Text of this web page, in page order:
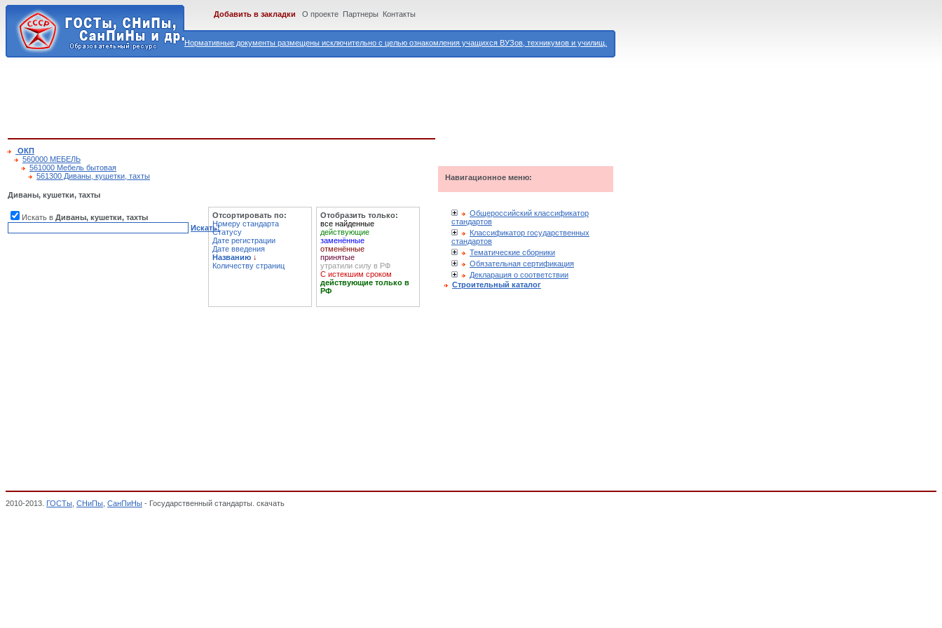
Нормативные документы размещены исключительно с целью ознакомления учащихся ВУЗов, техникумов и училищ.
Добавить в закладки О проекте Партнеры Контакты
ОКП
560000 МЕБЕЛЬ
561000 Мебель бытовая
561300 Диваны, кушетки, тахты
Диваны, кушетки, тахты
Искать в Диваны, кушетки, тахты
Искать!
Отсортировать по:
Номеру стандарта
Статусу
Дате регистрации
Дате введения
Названию ↓
Количеству страниц
Отобразить только:
все найденные
действующие
заменённые
отменённые
принятые
утратили силу в РФ
С истекшим сроком
действующие только в
РФ
Навигационное меню:
Общероссийский классификатор
стандартов
Классификатор государственных
стандартов
Тематические сборники
Обязательная сертификация
Декларация о соответствии
Строительный каталог
2010-2013. ГОСТы СНиПы СанПиНы - Государственный стандарты. скачать